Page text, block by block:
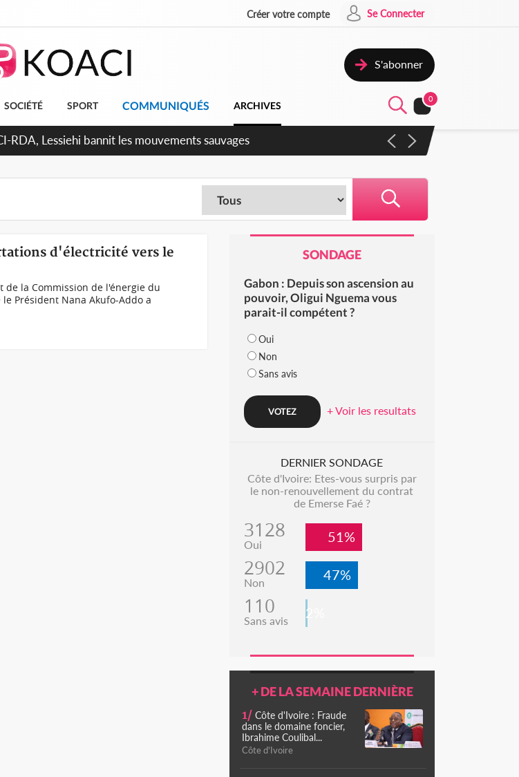
Créer votre compte Se Connecter
S'abonner
SOCIÉTÉ SPORT COMMUNIQUÉS ARCHIVES
0
RDA, Lessiehi bannit les mouvements sauvages
d'électricité vers le
la Commission de l'énergie du
Président Nana Akufo-Addo a
SONDAGE
Gabon : Depuis son ascension au
pouvoir, Oligui Nguema vous
parait-il compétent ?
Oui
Non
Sans avis
+ Voir les resultats
DERNIER SONDAGE
Côte d'Ivoire: Etes-vous surpris par
le non-renouvellement du contrat
de Emerse Faé ?
3128
Oui 51%
2902
Non 47%
110
Sans avis 2%
+ DE LA SEMAINE DERNIÈRE
1/ Côte d'Ivoire : Fraude
dans le domaine foncier,
Ibrahime Coulibal...
Côte d'Ivoire